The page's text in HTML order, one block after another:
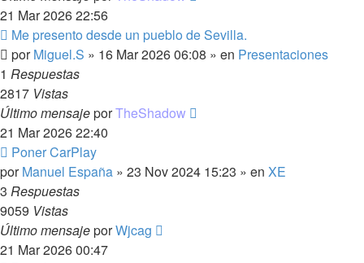
21 Mar 2026 22:56
Nuevo
mensaje
Me presento desde un pueblo de Sevilla.
porMiguel.S » 16 Mar 2026 06:08 » en Presentaciones
1 Respuestas
2817 Vistas
Último mensajeporTheShadow
21 Mar 2026 22:40
Nuevo
mensaje
Poner CarPlay
porManuel España » 23 Nov 2024 15:23 » en XE
3 Respuestas
9059 Vistas
Último mensajeporWjcag
21 Mar 2026 00:47